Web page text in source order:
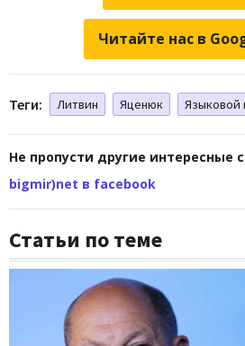
Читайте нас в
Теги: Литвин Яценюк Языковой
Не пропусти другие интересные
bigmir)net в facebook
Статьи по теме